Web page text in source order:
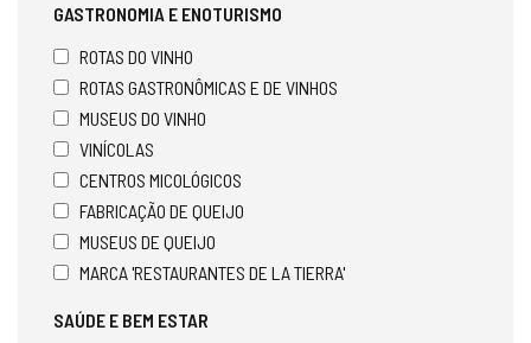
GASTRONOMIA E ENOTURISMO
ROTAS DO VINHO
ROTAS GASTRONÔMICAS E DE VINHOS
MUSEUS DO VINHO
VINÍCOLAS
CENTROS MICOLÓGICOS
FABRICAÇÃO DE QUEIJO
MUSEUS DE QUEIJO
MARCA 'RESTAURANTES DE LA TIERRA'
SAÚDE E BEM ESTAR